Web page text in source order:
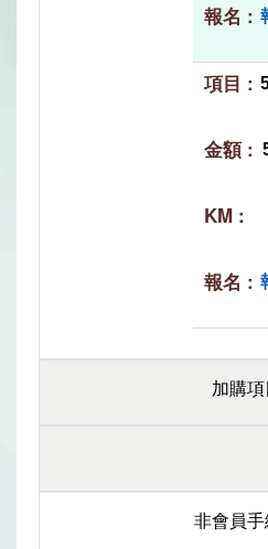
加購項
非會員